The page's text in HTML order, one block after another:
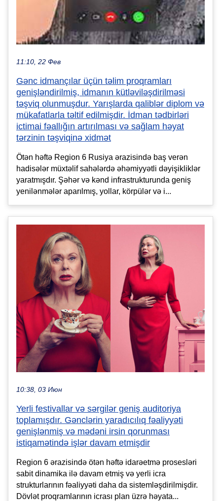
11:10, 22 Фев
Gənc idmançılar üçün təlim proqramları
genişləndirilmiş, idmanın kütləviləşdirilməsi
təşviq olunmuşdur. Yarışlarda qaliblər diplom və
mükafatlarla təltif edilmişdir. İdman tədbirləri
ictimai fəallığın artırılması və sağlam həyat
tərzinin təşviqinə xidmət
Ötən həftə Region 6 Rusiya ərazisində baş verən
hadisələr müxtəlif sahələrdə əhəmiyyətli dəyişikliklər
yaratmışdır. Şəhər və kənd infrastrukturunda geniş
yenilənmələr aparılmış, yollar, körpülər və i...
10:38, 03 Июн
Yerli festivallar və sərgilər geniş auditoriya
toplamışdır. Gənclərin yaradıcılıq fəaliyyəti
genişlənmiş və mədəni irsin qorunması
istiqamətində işlər davam etmişdir
Region 6 ərazisində ötən həftə idarəetmə prosesləri
sabit dinamika ilə davam etmiş və yerli icra
strukturlarının fəaliyyəti daha da sistemləşdirilmişdir.
Dövlət proqramlarının icrası plan üzrə həyata...